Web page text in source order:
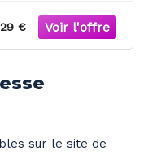
€
sur le site de